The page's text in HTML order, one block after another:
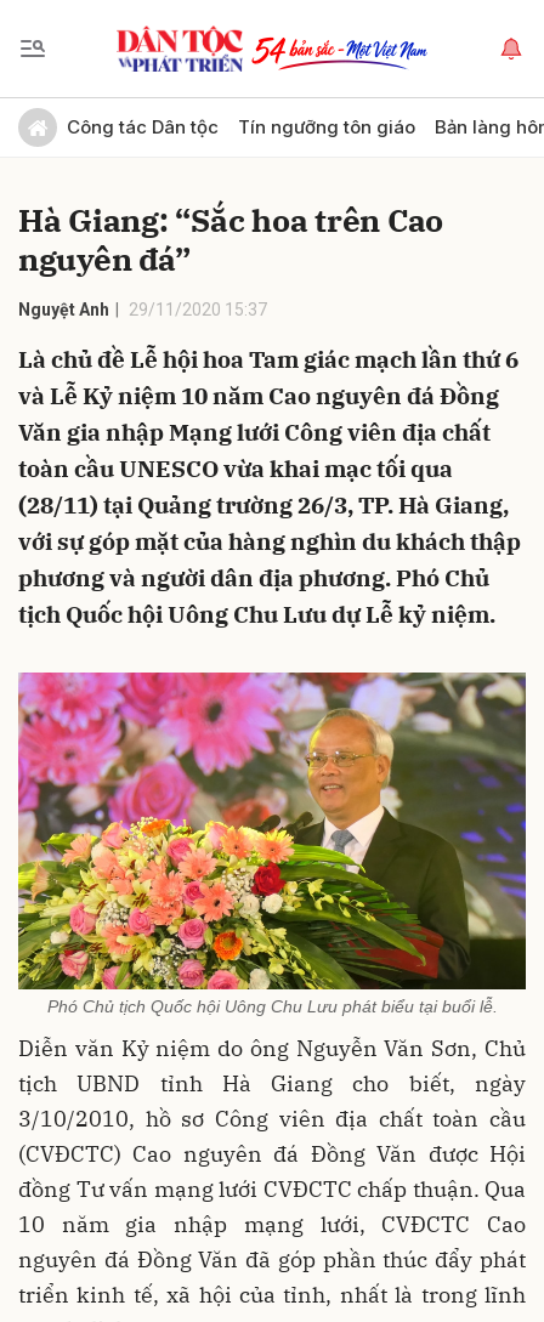
Công tác Dân tộc Tín ngưỡng tôn giáo Bản làng
Hà Giang: “Sắc hoa trên Cao
nguyên đá”
Nguyệt Anh 29/11/2020 15:37
Là chủ đề Lễ hội hoa Tam giác mạch lần thứ 6
và Lễ Kỷ niệm 10 năm Cao nguyên đá Đồng
Văn gia nhập Mạng lưới Công viên địa chất
toàn cầu UNESCO vừa khai mạc tối qua
(28/11) tại Quảng trường 26/3, TP. Hà Giang,
với sự góp mặt của hàng nghìn du khách thập
phương và người dân địa phương. Phó Chủ
tịch Quốc hội Uông Chu Lưu dự Lễ kỷ niệm.
Phó Chủ tịch Quốc hội Uông Chu Lưu phát biểu tại buổi lễ.
Diễn văn Kỷ niệm do ông Nguyễn Văn Sơn, Chủ
tịch UBND tỉnh Hà Giang cho biết, ngày
3/10/2010, hồ sơ Công viên địa chất toàn cầu
(CVĐCTC) Cao nguyên đá Đồng Văn được Hội
đồng Tư vấn mạng lưới CVĐCTC chấp thuận. Qua
10 năm gia nhập mạng lưới, CVĐCTC Cao
nguyên đá Đồng Văn đã góp phần thúc đẩy phát
triển kinh tế, xã hội của tỉnh, nhất là trong lĩnh
Gửi bình luận
Hủy Gửi